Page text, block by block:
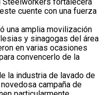
cuente con una fuerza
una amplia movilización
y sinagogas del área
en varias ocasiones
convencerlo de la
la industria de lavado de
campaña de